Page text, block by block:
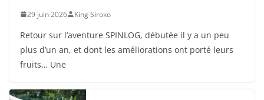
29 juin 2026 King Siroko
Retour sur l’aventure SPINLOG, débutée il y a un peu
plus d’un an, et dont les améliorations ont porté leurs
fruits… Une